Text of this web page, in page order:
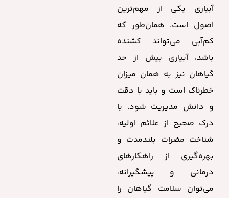
آبیاری یکی از مهم‌ترین
اصول است. همان‌طور که
کم‌آبی می‌تواند کشنده
باشد، آبیاری بیش از حد
گیاهان نیز به همان میزان
خطرناک است و باید با دقت
و دانش مدیریت شود. با
درک صحیح از علائم اولیه،
شناخت مضرات بلندمدت و
بهره‌گیری از راهکارهای
درمانی و پیشگیرانه،
می‌توان سلامت گیاهان را